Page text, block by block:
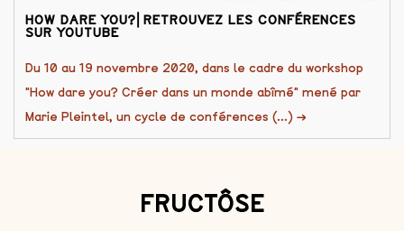
HOW DARE YOU?⎜RETROUVEZ LES CONFÉRENCES
SUR YOUTUBE
Du 10 au 19 novembre 2020, dans le cadre du workshop
"How dare you? Créer dans un monde abîmé" mené par
Marie Pleintel, un cycle de conférences (...) →
FRUCTÔSE